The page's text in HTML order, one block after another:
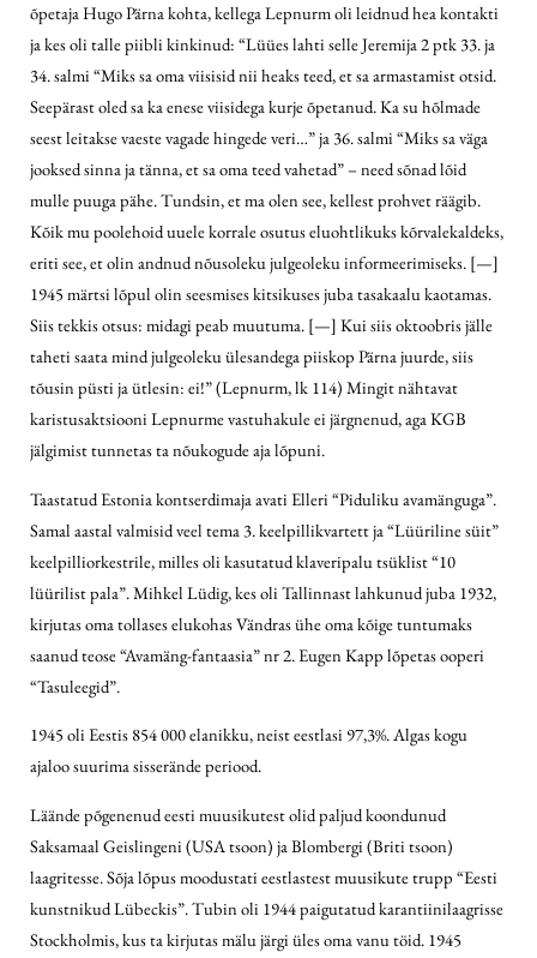
õpetaja Hugo Pärna kohta, kellega Lepnurm oli leidnud hea kontakti
ja kes oli talle piibli kinkinud: “Lüües lahti selle Jeremija 2 ptk 33. ja
34. salmi “Miks sa oma viisisid nii heaks teed, et sa armastamist otsid.
Seepärast oled sa ka enese viisidega kurje õpetanud. Ka su hõlmade
seest leitakse vaeste vagade hingede veri…” ja 36. salmi “Miks sa väga
jooksed sinna ja tänna, et sa oma teed vahetad” – need sõnad lõid
mulle puuga pähe. Tundsin, et ma olen see, kellest prohvet räägib.
Kõik mu poolehoid uuele korrale osutus eluohtlikuks kõrvalekaldeks,
eriti see, et olin andnud nõusoleku julgeoleku informeerimiseks. [—]
1945 märtsi lõpul olin seesmises kitsikuses juba tasakaalu kaotamas.
Siis tekkis otsus: midagi peab muutuma. [—] Kui siis oktoobris jälle
taheti saata mind julgeoleku ülesandega piiskop Pärna juurde, siis
tõusin püsti ja ütlesin: ei!” (Lepnurm, lk 114) Mingit nähtavat
karistusaktsiooni Lepnurme vastuhakule ei järgnenud, aga KGB
jälgimist tunnetas ta nõukogude aja lõpuni.
Taastatud Estonia kontserdimaja avati Elleri “Piduliku avamänguga”.
Samal aastal valmisid veel tema 3. keelpillikvartett ja “Lüüriline süit”
keelpilliorkestrile, milles oli kasutatud klaveripalu tsüklist “10
lüürilist pala”. Mihkel Lüdig, kes oli Tallinnast lahkunud juba 1932,
kirjutas oma tollases elukohas Vändras ühe oma kõige tuntumaks
saanud teose “Avamäng-fantaasia” nr 2. Eugen Kapp lõpetas ooperi
“Tasuleegid”.
1945 oli Eestis 854 000 elanikku, neist eestlasi 97,3%. Algas kogu
ajaloo suurima sisserände periood.
Läände põgenenud eesti muusikutest olid paljud koondunud
Saksamaal Geislingeni (USA tsoon) ja Blombergi (Briti tsoon)
laagritesse. Sõja lõpus moodustati eestlastest muusikute trupp “Eesti
kunstnikud Lübeckis”. Tubin oli 1944 paigutatud karantiinilaagrisse
Stockholmis, kus ta kirjutas mälu järgi üles oma vanu töid. 1945